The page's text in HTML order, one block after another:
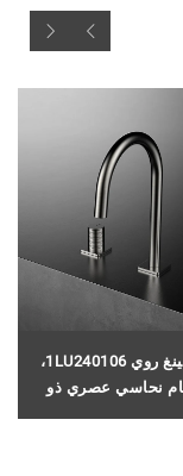
سلسلة شينغ روي 1LU240106،
نحاسي عصري ذو